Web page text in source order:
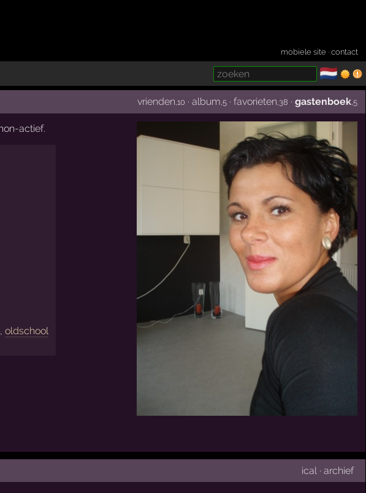
mobiele site ·contact
🇳🇱
vrienden ,10 ·album ,5 ·favorieten ,38 ·gastenboek,5
actief.
,oldschool
ical · archief